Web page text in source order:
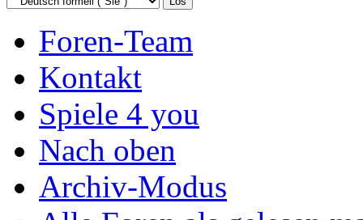
Foren-Team
Kontakt
Spiele 4 you
Nach oben
Archiv-Modus